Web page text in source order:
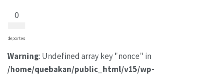
0
deportes
Warning: Undefined array key "nonce" in
/home/quebakan/public_html/v15/wp-